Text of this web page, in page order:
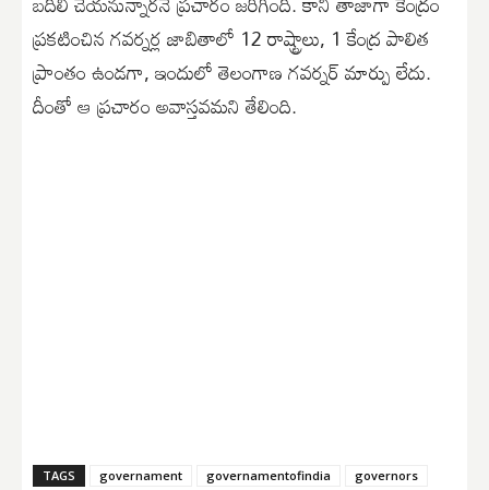
ప్రకటించిన గవర్నర్ల జాబితాలో 12 రాష్ట్రాలు, 1 కేంద్ర పాలిత
ప్రాంతం ఉండగా, ఇందులో తెలంగాణ గవర్నర్ మార్పు లేదు.
దీంతో ఆ ప్రచారం అవాస్తవమని తేలింది.
TAGS governament governamentofindia governors